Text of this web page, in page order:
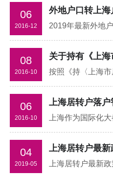
06
2016-12
外地户口转上海
08
2016-10
06
2016-10
上海居转户落
04
2019-05
上海居转户最